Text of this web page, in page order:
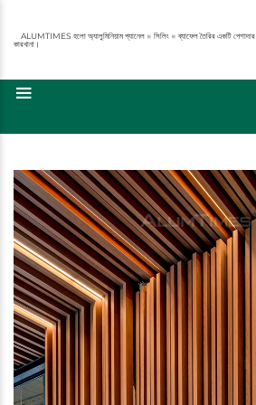
ALUMTIMES হলো অ্যালুমিনিয়াম প্যানেল ※ সিলিং ※ ব্যাফেল তৈরির একটি পেশাদার
কারখানা।